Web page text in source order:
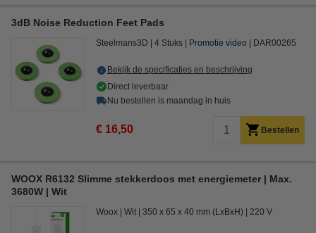
3dB Noise Reduction Feet Pads
Steelmans3D 4 Stuks Promotie video DAR00265
Bekijk de specificaties en beschrijving
Direct leverbaar
Nu bestellen is maandag in huis
€ 16,50 Bestellen
WOOX R6132 Slimme stekkerdoos met energiemeter | Max.
3680W | Wit
Woox Wit 350 x 65 x 40 mm (LxBxH) 220 V